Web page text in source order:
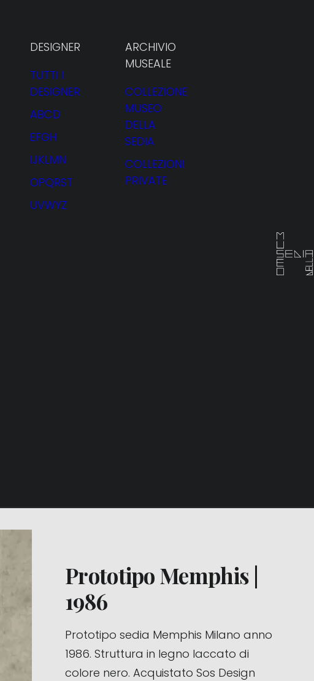
DESIGNER
TUTTI I
DESIGNER
ABCD
EFGH
IJKLMN
OPQRST
UVWYZ
ARCHIVIO
MUSEALE
COLLEZIONE
MUSEO
DELLA
SEDIA
COLLEZIONI
PRIVATE
Prototipo Memphis |
1986
Prototipo sedia Memphis Milano anno
1986. Struttura in legno laccato di
colore nero. Acquistato Sos Design